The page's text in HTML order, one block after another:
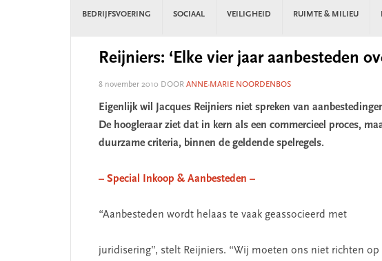
BEDRIJFSVOERING SOCIAAL VEILIGHEID RUIMTE & MILIEU
Reijniers: ‘Elke vier jaar aanbesteden
8 november 2010 DOOR ANNE-MARIE NOORDENBOS
Eigenlijk wil Jacques Reijniers niet spreken van
De hoogleraar ziet dat in kern als een commercieel proces,
duurzame criteria, binnen de geldende spelregels.
– Special Inkoop & Aanbesteden –
“Aanbesteden wordt helaas te vaak geassocieerd met
juridisering”, stelt Reijniers. “Wij moeten ons niet richten op